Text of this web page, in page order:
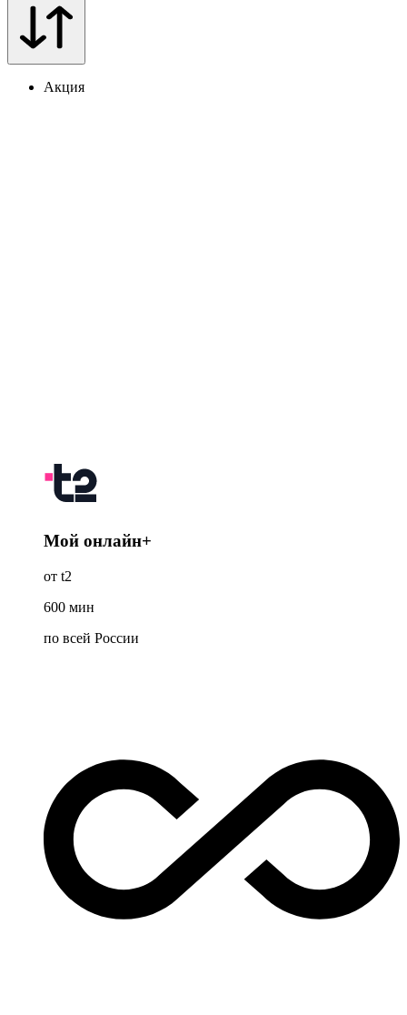
Акция
Мой онлайн+
от t2
600 мин
по всей России